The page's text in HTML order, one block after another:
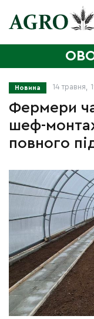
Новина 14 травня,
Фермери
шеф-
повного